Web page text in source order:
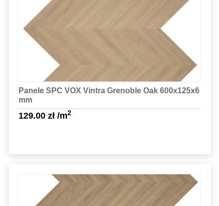
Panele SPC VOX Vintra Grenoble Oak 600x125x6
mm
129.00 zł/m2
Sprawdź szczegóły